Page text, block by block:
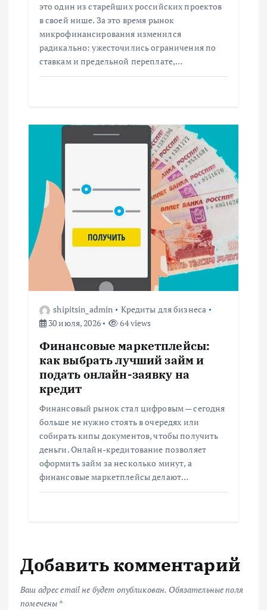
это один из старейших российских проектов
в своей нише. За это время рынок
микрофинансирования изменился
радикально: ужесточились ограничения по
ставкам и предельной переплате,…
shipitsin_admin
Кредиты для бизнеса
30 июля, 2026
64 views
Финансовые маркетплейсы:
как выбрать лучший займ и
подать онлайн-заявку на
кредит
Финансовый рынок стал цифровым — сегодня
больше не нужно стоять в очередях или
собирать кипы документов, чтобы получить
деньги. Онлайн-кредитование позволяет
оформить займ за несколько минут, а
финансовые маркетплейсы делают…
Добавить комментарий
Ваш адрес email не будет опубликован. Обязательные поля
помечены *